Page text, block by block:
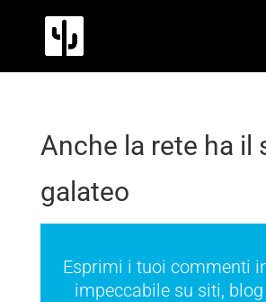
Anche la rete ha il
galateo
Esprimi i tuoi commenti
impeccabile su siti,